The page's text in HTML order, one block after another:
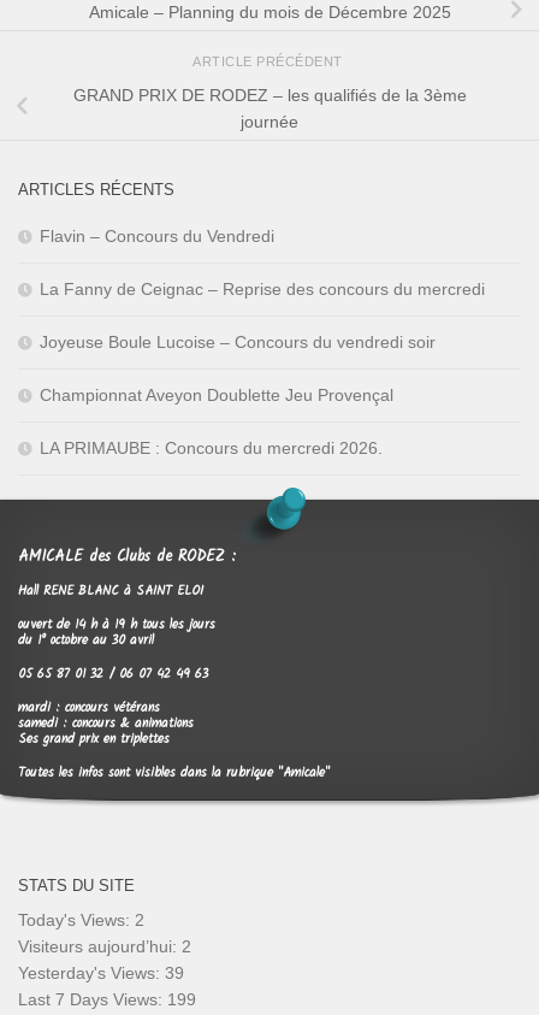
Amicale – Planning du mois de Décembre 2025
ARTICLE PRÉCÉDENT
GRAND PRIX DE RODEZ – les qualifiés de la 3ème
journée
ARTICLES RÉCENTS
Flavin – Concours du Vendredi
La Fanny de Ceignac – Reprise des concours du mercredi
Joyeuse Boule Lucoise – Concours du vendredi soir
Championnat Aveyon Doublette Jeu Provençal
LA PRIMAUBE : Concours du mercredi 2026.
AMICALE des Clubs de RODEZ :
Hall RENE BLANC à SAINT ELOI
ouvert de 14 h à 19 h tous les jours
du 1° octobre au 30 avril
05 65 87 01 32 / 06 07 42 49 63
mardi : concours vétérans
samedi : concours & animations
Ses grand prix en triplettes
Toutes les infos sont visibles dans la rubrique "Amicale"
STATS DU SITE
Today's Views: 2
Visiteurs aujourd’hui: 2
Yesterday's Views: 39
Last 7 Days Views: 199